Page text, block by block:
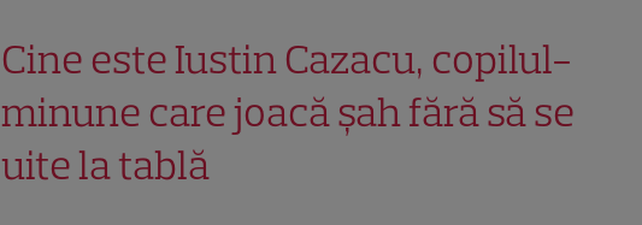
Cine este Iustin Cazacu, copilul-
minune care joacă șah fără să se
uite la tablă